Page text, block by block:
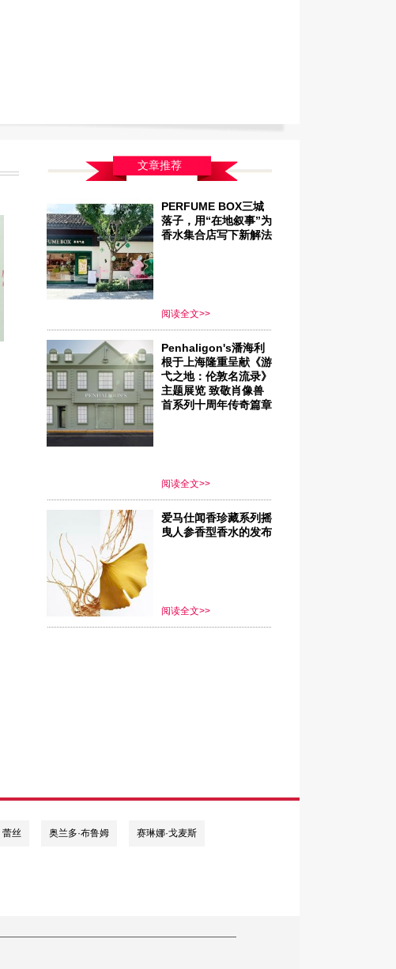
文章推荐
PERFUME BOX三城
落子，用“在地叙事”为
香水集合店写下新解法
阅读全文>>
Penhaligon's潘海利
根于上海隆重呈献《游
弋之地：伦敦名流录》
主题展览 致敬肖像兽
首系列十周年传奇篇章
阅读全文>>
爱马仕闻香珍藏系列摇
曳人参香型香水的发布
阅读全文>>
蕾丝 奥兰多·布鲁姆 赛琳娜·戈麦斯